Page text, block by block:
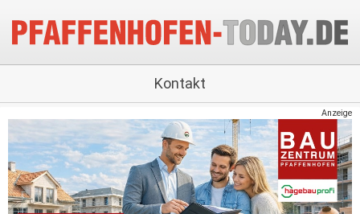
Kontakt
Anzeige